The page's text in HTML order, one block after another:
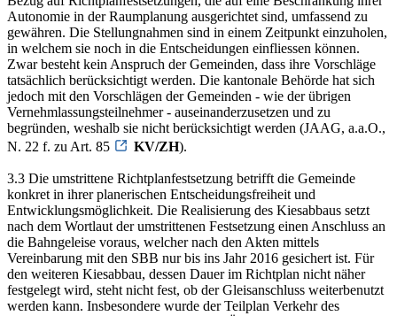
Autonomie in der Raumplanung ausgerichtet sind, umfassend zu
gewähren. Die Stellungnahmen sind in einem Zeitpunkt einzuholen,
in welchem sie noch in die Entscheidungen einfliessen können.
Zwar besteht kein Anspruch der Gemeinden, dass ihre Vorschläge
tatsächlich berücksichtigt werden. Die kantonale Behörde hat sich
jedoch mit den Vorschlägen der Gemeinden - wie der übrigen
Vernehmlassungsteilnehmer - auseinanderzusetzen und zu
begründen, weshalb sie nicht berücksichtigt werden (JAAG, a.a.O.,
N. 22 f. zu Art. 85
KV/ZH).
3.3 Die umstrittene Richtplanfestsetzung betrifft die Gemeinde
konkret in ihrer planerischen Entscheidungsfreiheit und
Entwicklungsmöglichkeit. Die Realisierung des Kiesabbaus setzt
nach dem Wortlaut der umstrittenen Festsetzung einen Anschluss an
die Bahngeleise voraus, welcher nach den Akten mittels
Vereinbarung mit den SBB nur bis ins Jahr 2016 gesichert ist. Für
den weiteren Kiesabbau, dessen Dauer im Richtplan nicht näher
festgelegt wird, steht nicht fest, ob der Gleisanschluss weiterbenutzt
werden kann. Insbesondere wurde der Teilplan Verkehr des